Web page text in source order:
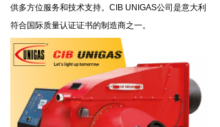
供多方位服务和技术支持。CIB UNIGAS公司是意大利
符合国际质量认证证书的制造商之一。